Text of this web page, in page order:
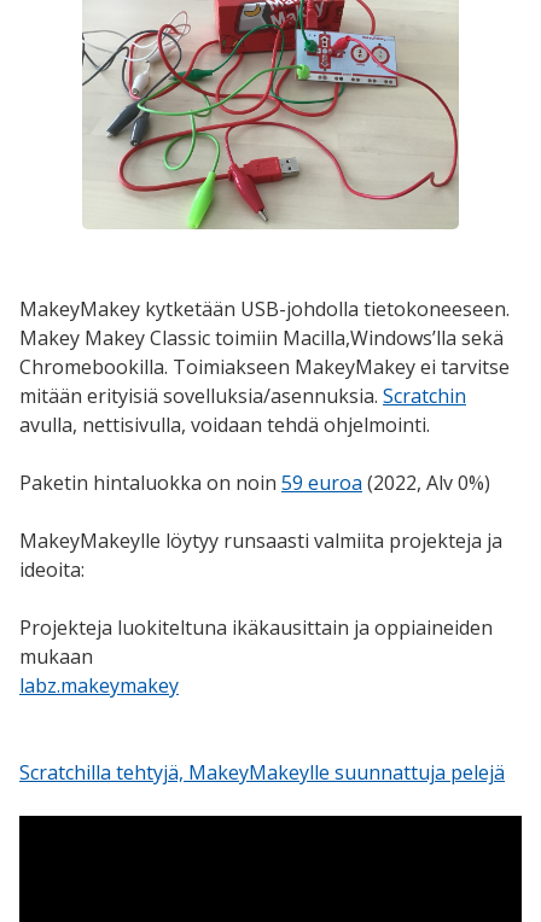
MakeyMakey kytketään USB-johdolla tietokoneeseen.
Makey Makey Classic toimiin Macilla,Windows’lla sekä
Chromebookilla. Toimiakseen MakeyMakey ei tarvitse
mitään erityisiä sovelluksia/asennuksia. Scratchin
avulla, nettisivulla, voidaan tehdä ohjelmointi.
Paketin hintaluokka on noin 59 euroa (2022, Alv 0%)
MakeyMakeylle löytyy runsaasti valmiita projekteja ja
ideoita:
Projekteja luokiteltuna ikäkausittain ja oppiaineiden
mukaan
labz.makeymakey
Scratchilla tehtyjä, MakeyMakeylle suunnattuja pelejä